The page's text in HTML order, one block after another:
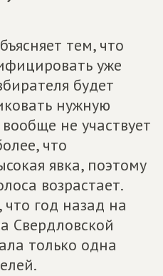
тем, что
уже
будет
нужную
не участвует
что
явка, поэтому
возрастает.
год назад на
Свердловской
только одна